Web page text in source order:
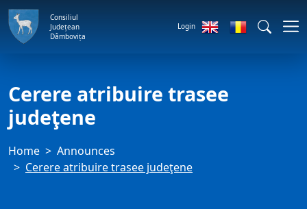
Consiliul
Județean
Dâmbovița
Login
Cerere atribuire trasee
judeţene
Home
Announces
Cerere atribuire trasee judeţene